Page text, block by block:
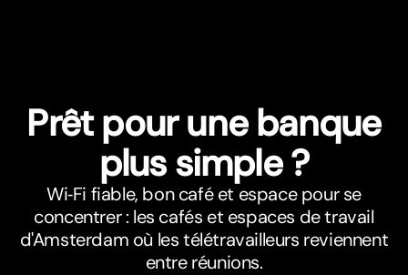
Prêt pour une banque
plus simple ?
Wi‑Fi fiable, bon café et espace pour se
concentrer : les cafés et espaces de travail
d'Amsterdam où les télétravailleurs reviennent
entre réunions.